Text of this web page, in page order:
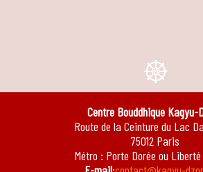
e
Centre Bouddhique Kagyu-
Route de la Ceinture du Lac
75012 Paris
Métro : Porte Dorée ou